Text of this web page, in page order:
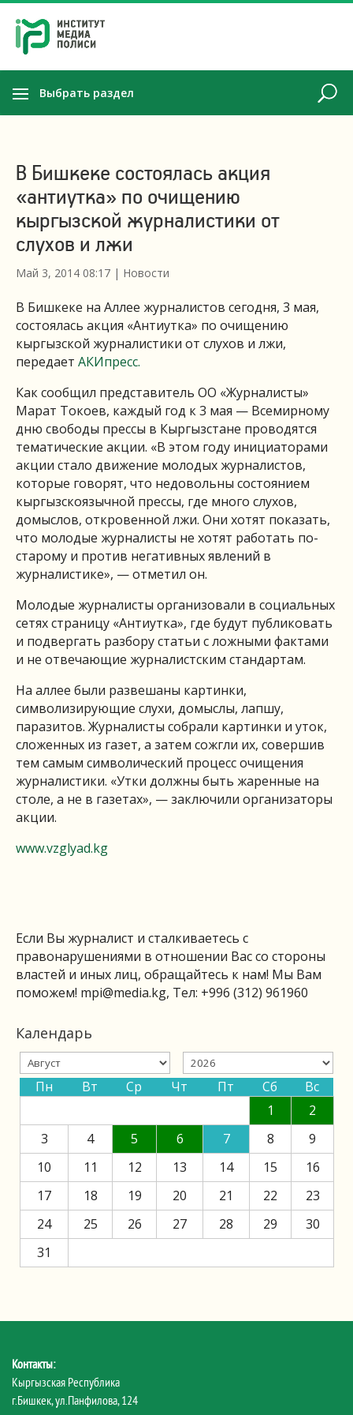
Выбрать раздел
В Бишкеке состоялась акция
«антиутка» по очищению
кыргызской журналистики от
слухов и лжи
Май 3, 2014 08:17 | Новости
В Бишкеке на Аллее журналистов сегодня, 3 мая,
состоялась акция «Антиутка» по очищению
кыргызской журналистики от слухов и лжи,
передает АКИпресс.
Как сообщил представитель ОО «Журналисты»
Марат Токоев, каждый год к 3 мая — Всемирному
дню свободы прессы в Кыргызстане проводятся
тематические акции. «В этом году инициаторами
акции стало движение молодых журналистов,
которые говорят, что недовольны состоянием
кыргызскоязычной прессы, где много слухов,
домыслов, откровенной лжи. Они хотят показать,
что молодые журналисты не хотят работать по-
старому и против негативных явлений в
журналистике», — отметил он.
Молодые журналисты организовали в социальных
сетях страницу «Антиутка», где будут публиковать
и подвергать разбору статьи с ложными фактами
и не отвечающие журналистским стандартам.
На аллее были развешаны картинки,
символизирующие слухи, домыслы, лапшу,
паразитов. Журналисты собрали картинки и уток,
сложенных из газет, а затем сожгли их, совершив
тем самым символический процесс очищения
журналистики. «Утки должны быть жаренные на
столе, а не в газетах», — заключили организаторы
акции.
www.vzglyad.kg
Если Вы журналист и сталкиваетесь с
правонарушениями в отношении Вас со стороны
властей и иных лиц, обращайтесь к нам! Мы Вам
поможем! mpi@media.kg, Тел: +996 (312) 961960
Календарь
Пн Вт Ср Чт Пт Сб
Вс
1
2
3
4 5 6 7 8
9
10
11 12 13 14 15
16
17
18 19 20 21 22
23
24
25 26 27 28 29
30
31
Контакты:
Кыргызская Республика
г.Бишкек, ул.Панфилова, 124